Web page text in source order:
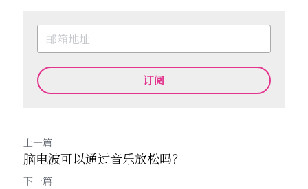
订阅
上一篇
脑电波可以通过音乐放松吗？
下一篇